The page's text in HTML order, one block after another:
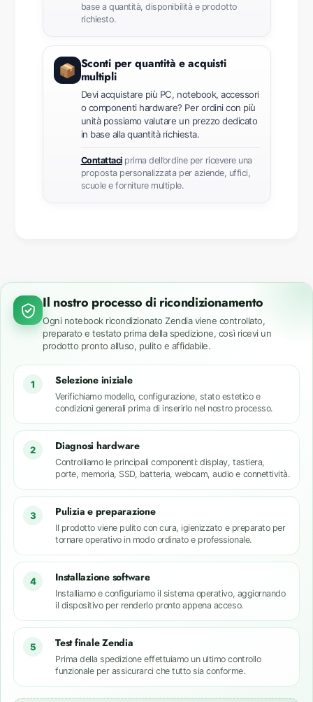
base a quantità, disponibilità e prodotto
richiesto.
📦 Sconti per quantità e acquisti
multipli
Devi acquistare più PC, notebook, accessori
o componenti hardware? Per ordini con più
unità possiamo valutare un prezzo dedicato
in base alla quantità richiesta.
Contattaciprima dell’ordine per ricevere una
proposta personalizzata per aziende, uffici,
scuole e forniture multiple.
Il nostro processo di ricondizionamento
Ogni notebook ricondizionato Zendia viene controllato,
preparato e testato prima della spedizione, così ricevi un
prodotto pronto all’uso, pulito e affidabile.
1 Selezione iniziale
Verifichiamo modello, configurazione, stato estetico e
condizioni generali prima di inserirlo nel nostro processo.
2 Diagnosi hardware
Controlliamo le principali componenti: display, tastiera,
porte, memoria, SSD, batteria, webcam, audio e connettività.
3 Pulizia e preparazione
Il prodotto viene pulito con cura, igienizzato e preparato per
tornare operativo in modo ordinato e professionale.
4 Installazione software
Installiamo e configuriamo il sistema operativo, aggiornando
il dispositivo per renderlo pronto appena acceso.
5 Test finale Zendia
Prima della spedizione effettuiamo un ultimo controllo
funzionale per assicurarci che tutto sia conforme.